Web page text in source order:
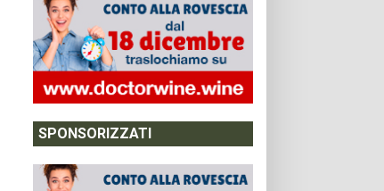
SPONSORIZZATI